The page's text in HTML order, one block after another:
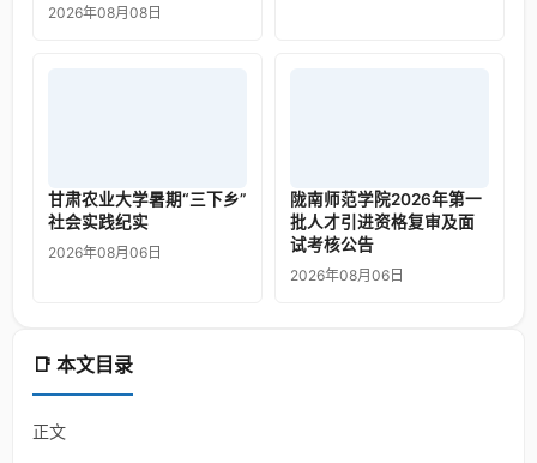
📑 本文目录
正文
2026年08月08日
甘肃农业大学暑期“三下乡”
社会实践纪实
2026年08月06日
陇南师范学院2026年第一
批人才引进资格复审及面
试考核公告
2026年08月06日